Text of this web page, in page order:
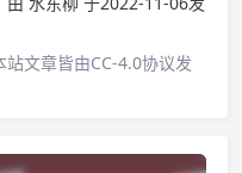
站文章皆由CC-4.0协议发